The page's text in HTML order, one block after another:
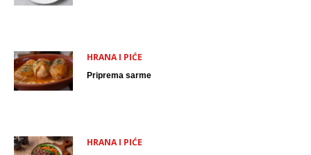
HRANA I PIĆE
Priprema sarme
HRANA I PIĆE